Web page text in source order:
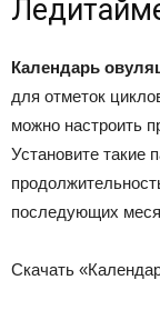
Календарь
для отметок
можно настроить
Установите такие
последующих
Скачать